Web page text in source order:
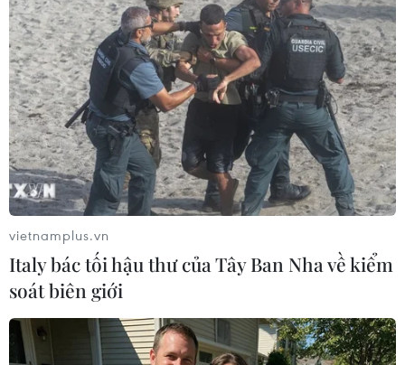
TIN LIÊN QUAN
vietnamplus.vn
Italy bác tối hậu thư của Tây Ban Nha về kiểm
soát biên giới